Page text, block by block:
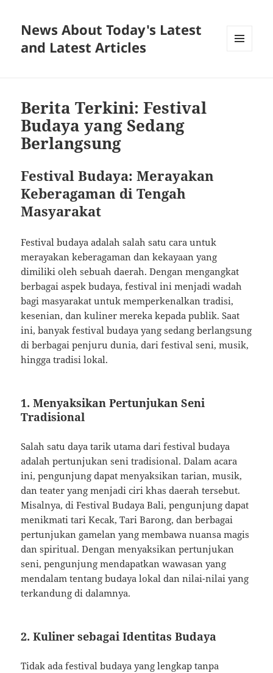
News About Today's Latest
and Latest Articles
Berita Terkini: Festival
Budaya yang Sedang
Berlangsung
Festival Budaya: Merayakan
Keberagaman di Tengah
Masyarakat
Festival budaya adalah salah satu cara untuk
merayakan keberagaman dan kekayaan yang
dimiliki oleh sebuah daerah. Dengan mengangkat
berbagai aspek budaya, festival ini menjadi wadah
bagi masyarakat untuk memperkenalkan tradisi,
kesenian, dan kuliner mereka kepada publik. Saat
ini, banyak festival budaya yang sedang berlangsung
di berbagai penjuru dunia, dari festival seni, musik,
hingga tradisi lokal.
1. Menyaksikan Pertunjukan Seni
Tradisional
Salah satu daya tarik utama dari festival budaya
adalah pertunjukan seni tradisional. Dalam acara
ini, pengunjung dapat menyaksikan tarian, musik,
dan teater yang menjadi ciri khas daerah tersebut.
Misalnya, di Festival Budaya Bali, pengunjung dapat
menikmati tari Kecak, Tari Barong, dan berbagai
pertunjukan gamelan yang membawa nuansa magis
dan spiritual. Dengan menyaksikan pertunjukan
seni, pengunjung mendapatkan wawasan yang
mendalam tentang budaya lokal dan nilai-nilai yang
terkandung di dalamnya.
2. Kuliner sebagai Identitas Budaya
Tidak ada festival budaya yang lengkap tanpa